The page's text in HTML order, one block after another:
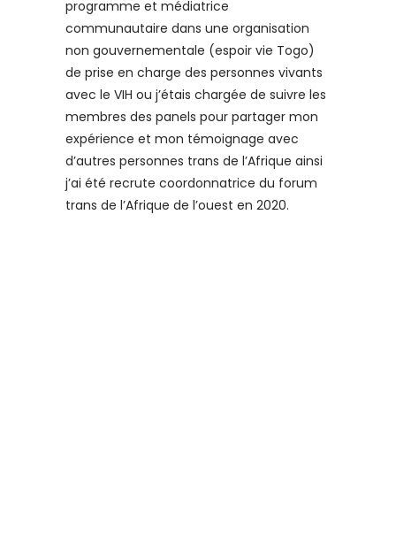
programme et médiatrice
communautaire dans une organisation
non gouvernementale (espoir vie Togo)
de prise en charge des personnes vivants
avec le VIH ou j’étais chargée de suivre les
membres des panels pour partager mon
expérience et mon témoignage avec
d’autres personnes trans de l’Afrique ainsi
j’ai été recrute coordonnatrice du forum
trans de l’Afrique de l’ouest en 2020.